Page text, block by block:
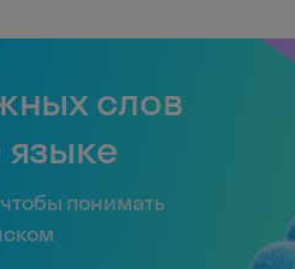
слов
языке
понимать